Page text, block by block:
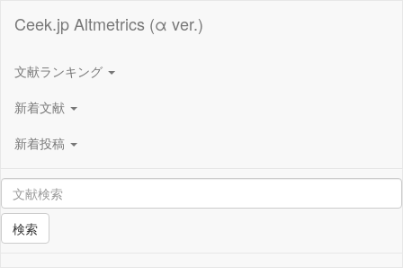
Ceek.jp Altmetrics (α ver.)
文献ランキング
新着文献
新着投稿
検索